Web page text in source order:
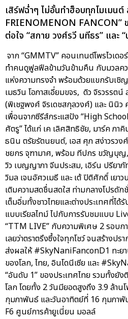
เสิร์ฟฉ่ำๆ ไม่อั้นทำฮ็อบทุกโมเมน
FRIENOMENON FANCON”
ต่อใจ “สกาย วงศ์รวี นทีธร” และ
จาก “GMMTV” คอนเทนต์โพรไวเด
ทำคนดูฟูลฟีลข้ามวันข้ามคืน กับมวลค
แห่งความทรงจำ พร้อมด้วยแขกรับเ
เมธวิน โอภาสเอี่ยมขจร, ดิว จิรวรร
(พิเชฐพงศ์ จิรเดชสกุลวงศ์) และ นินิว
เพื่อนจากซีรีส์กระแสปัง “High
ศัตรู” ได้แก่ เค เลิศสิทธิชัย, มาร์ค ภ
ธนิน ตรัยรัตนยนต์, เอส ศุภ สง่าวรวงศ์
ชยกร จุฑามาศ, พร้อม ทีปกร ขวัญบุ
วิว เบญญาภา จีนประสม, เอิร์น ปรีย
วิมล เจนอัศวเมธี และ เต้ ปิติศักดิ์ เยา
เติมความสดชื่นสดใส ท่ามกลางโปรดั
เต็มอิ่มทั้งชาวไทยและต่างประเทศที่ไ
แบบเรียลไทม์ ไปกับการรับชมแบบ
“TTM LIVE” กับความพิเศษ 2 รอบ
เลยว่าตราตรึงซึ้งใจทุกโชว์ จนสร้างป
ส่งผลให้ #SkyNaniFanconD1 ทะย
ของโลก, ไทย, อินโดนีเซีย และ
“อันดับ 1” ของประเทศไทย รวมทั้งยั
โลก โดยทั้ง 2 วันมียอดสูงถึง 3.9 ล้าน
กุมภาพันธ์ และวันอาทิตย์ที่ 16 กุมภา
F6 ศูนย์การค้ายูเนี่ยน มอลล์